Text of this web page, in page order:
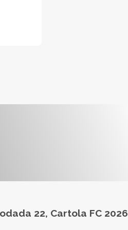
22, Cartola FC 2026